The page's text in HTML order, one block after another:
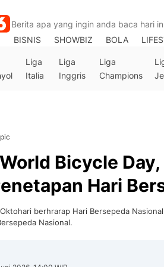
BISNIS SHOWBIZ BOLA
Liga
Italia
Liga
Inggris
Liga
Champions
Bicycle Day,
Hari
Oktohari berhrarap Hari Bersepeda
Nasional.